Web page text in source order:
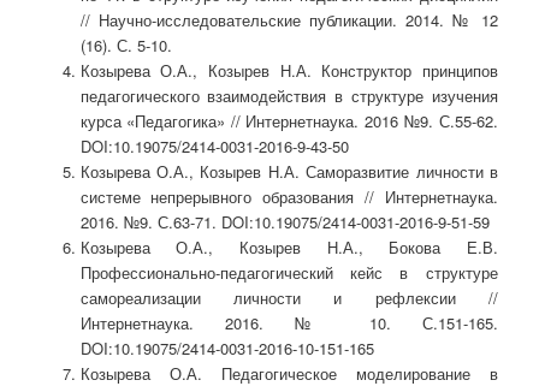
// Научно-исследовательские публикации. 2014. № 12
(16). С. 5-10.
Козырева О.А., Козырев Н.А. Конструктор принципов
педагогического взаимодействия в структуре изучения
курса «Педагогика» // Интернетнаука. 2016 №9. С.55-62.
DOI:10.19075/2414-0031-2016-9-43-50
Козырева О.А., Козырев Н.А. Саморазвитие личности в
системе непрерывного образования // Интернетнаука.
2016. №9. С.63-71. DOI:10.19075/2414-0031-2016-9-51-59
Козырева О.А., Козырев Н.А., Бокова Е.В.
Профессионально-педагогический кейс в структуре
самореализации личности и рефлексии //
Интернетнаука. 2016. № 10. С.151-165.
DOI:10.19075/2414-0031-2016-10-151-165
Козырева О.А. Педагогическое моделирование в